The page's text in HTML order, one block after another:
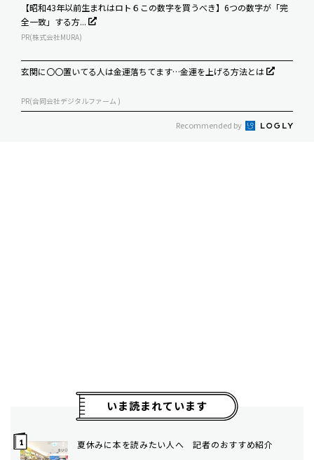
【昭和43年以前生まれはロト６この数字を買うべき】6つの数字が「完
全一致」する方...
PR(株式会社MURA)
玄関に〇〇置いてる人は金運落ちてます…金運を上げる方法とは
PR(合同会社デジタルファーム )
Recommended by
いま読まれています
夏休みに本を読みたい人へ 記者のおすすめ紹介